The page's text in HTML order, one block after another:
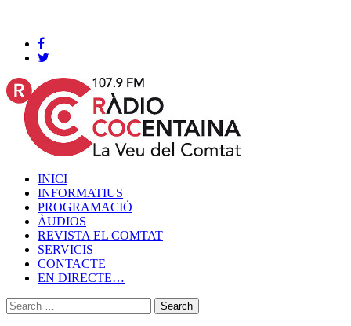
INICI
INFORMATIUS
PROGRAMACIÓ
ÀUDIOS
REVISTA EL COMTAT
SERVICIS
CONTACTE
EN DIRECTE…